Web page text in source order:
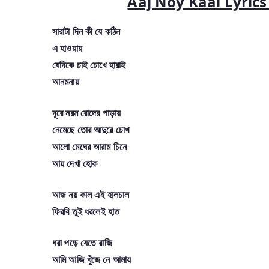
সারাটা দিন কী যে কঠিন
এ হাওয়ায়
যেদিকে চাই চোখে হারাই
আনমনায়
দূরে নরম রোদের পাড়ায়
নেমেছে তোর আদুরে চোখ
আলো মেঘের আরাম চিনে
আয় দেখা হোক
আজ নয় কাল এই হালচাল
ফিরবি তুই ধরলেই হাত
ধরা পড়ে যেতে রাজি
আমি আজি খুঁজে নে আমায়